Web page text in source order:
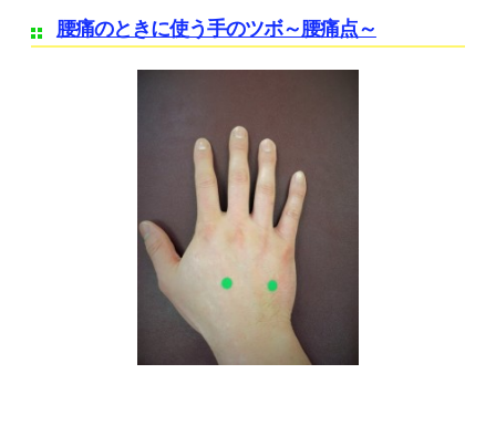
腰痛のときに使う手のツボ～腰痛点～